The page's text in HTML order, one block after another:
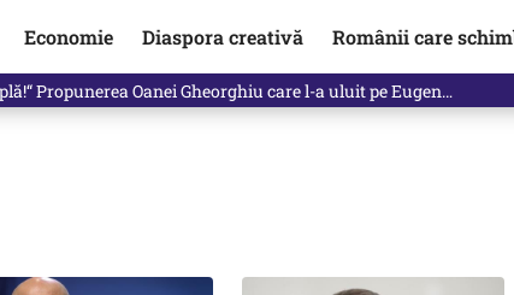
Economie Diaspora creativă Românii care
putea conduce Guvernul din septembrie